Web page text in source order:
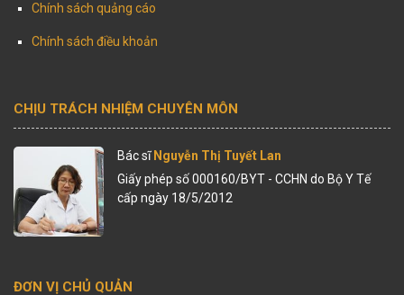
Chính sách quảng cáo
Chính sách điều khoản
CHỊU TRÁCH NHIỆM CHUYÊN MÔN
Bác sĩ Nguyễn Thị Tuyết Lan
Giấy phép số 000160/BYT - CCHN do Bộ Y Tế
cấp ngày 18/5/2012
ĐƠN VỊ CHỦ QUẢN